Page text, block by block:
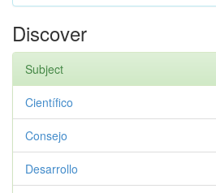
Discover
Subject
Científico
Consejo
Desarrollo